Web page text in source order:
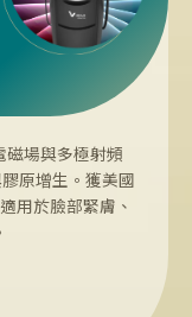
磁場與多極射頻
原增生。獲美國
用於臉部緊膚、